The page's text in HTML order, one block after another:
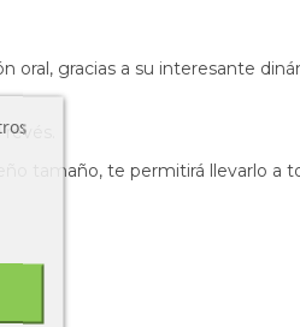
oral, gracias a su interesante
tamaño, te permitirá llevarlo a